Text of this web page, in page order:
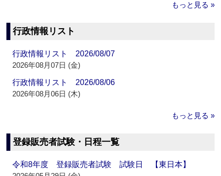
もっと見る »
行政情報リスト
行政情報リスト 2026/08/07
2026年08月07日 (金)
行政情報リスト 2026/08/06
2026年08月06日 (木)
もっと見る »
登録販売者試験・日程一覧
令和8年度 登録販売者試験 試験日 【東日本】